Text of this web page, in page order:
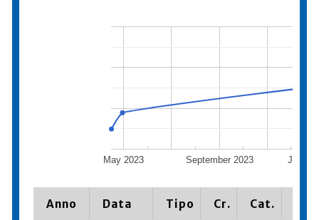
May 2023 September 2023
Anno Data Tipo Cr. Cat.